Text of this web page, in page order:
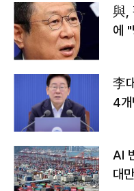
與,
에
李
4개
AI
대